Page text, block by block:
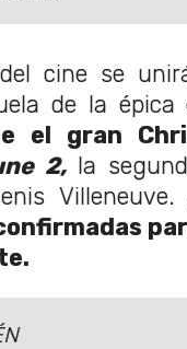
cine se
de la épica
el gran
2, la